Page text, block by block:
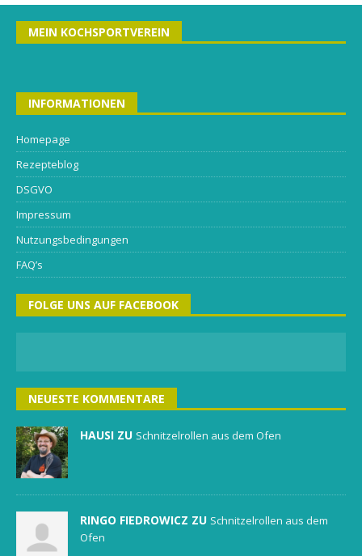
MEIN KOCHSPORTVEREIN
INFORMATIONEN
Homepage
Rezepteblog
DSGVO
Impressum
Nutzungsbedingungen
FAQ’s
FOLGE UNS AUF FACEBOOK
NEUESTE KOMMENTARE
HAUSI ZU Schnitzelrollen aus dem Ofen
RINGO FIEDROWICZ ZU Schnitzelrollen aus dem
Ofen